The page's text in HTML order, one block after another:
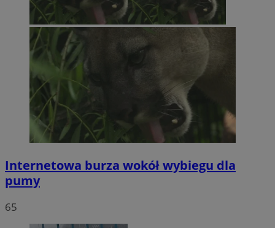
Internetowa burza wokół wybiegu dla
pumy
65